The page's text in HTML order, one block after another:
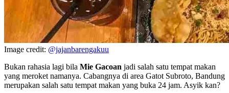
Image credit: @jajanbarengakuu
Bukan rahasia lagi bila Mie Gacoan jadi salah satu tempat makan
yang meroket namanya. Cabangnya di area Gatot Subroto, Bandung
merupakan salah satu tempat makan yang buka 24 jam. Asyik kan?